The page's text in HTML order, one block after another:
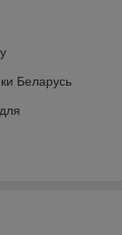
Беларусь